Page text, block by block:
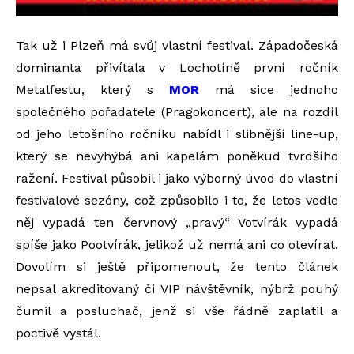
Tak už i Plzeň má svůj vlastní festival. Západočeská
dominanta přivítala v Lochotíně první ročník
Metalfestu, který s MOR má sice jednoho
společného pořadatele (Pragokoncert), ale na rozdíl
od jeho letošního ročníku nabídl i slibnější line-up,
který se nevyhýbá ani kapelám poněkud tvrdšího
ražení. Festival působil i jako výborný úvod do vlastní
festivalové sezóny, což způsobilo i to, že letos vedle
něj vypadá ten červnový „pravý“ Votvírák vypadá
spíše jako Pootvírák, jelikož už nemá ani co otevírat.
Dovolím si ještě připomenout, že tento článek
nepsal akreditovaný či VIP návštěvník, nýbrž pouhý
čumil a posluchač, jenž si vše řádně zaplatil a
poctivě vystál.